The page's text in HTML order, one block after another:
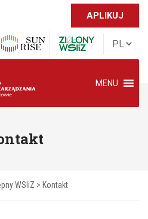
APLIKUJ
MENU
WSIiZ > Kontakt